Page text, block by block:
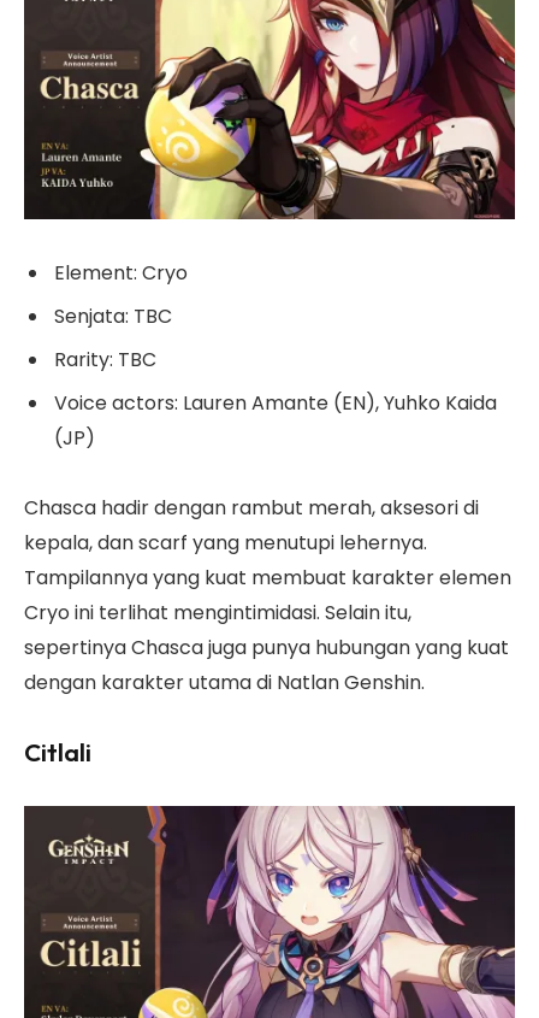
Element: Cryo
Senjata: TBC
Rarity: TBC
Voice actors: Lauren Amante (EN), Yuhko Kaida
(JP)
Chasca hadir dengan rambut merah, aksesori di
kepala, dan scarf yang menutupi lehernya.
Tampilannya yang kuat membuat karakter elemen
Cryo ini terlihat mengintimidasi. Selain itu,
sepertinya Chasca juga punya hubungan yang kuat
dengan karakter utama di Natlan Genshin.
Citlali